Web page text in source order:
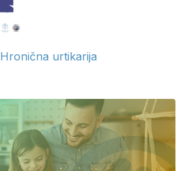
Hronična urtikarija